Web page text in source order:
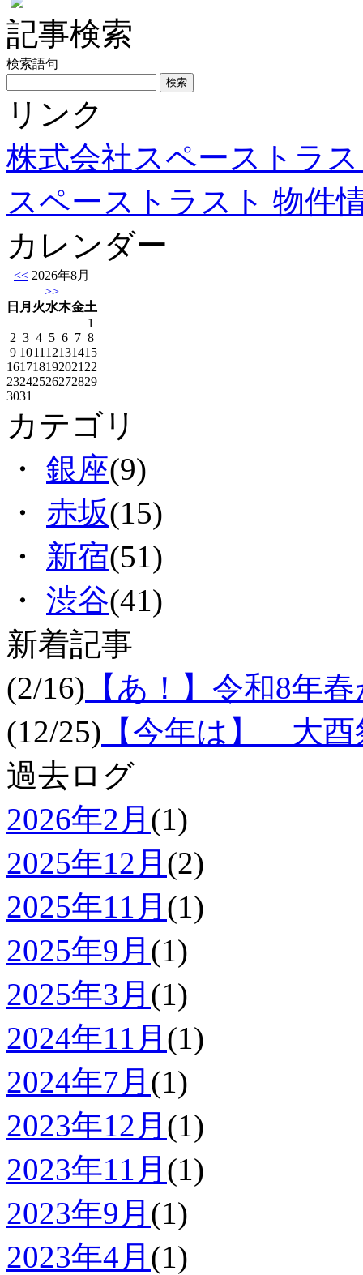
記事検索
検索語句
リンク
株式会社スペーストラ
スペーストラスト 物件
カレンダー
<< 2026年8月
>>
日 月 火水木金土
1
2 3 4 5 6 7 8
9 1011 12131415
161718192021 22
23242526272829
3031
カテゴリ
・ 銀座(9)
・ 赤坂(15)
・ 新宿(51)
・ 渋谷(41)
新着記事
(2/16) 【あ！】令和8年
(12/25) 【今年は】 大
過去ログ
2026年2月 (1)
2025年12月 (2)
2025年11月 (1)
2025年9月 (1)
2025年3月 (1)
2024年11月 (1)
2024年7月 (1)
2023年12月 (1)
2023年11月 (1)
2023年9月 (1)
2023年4月 (1)